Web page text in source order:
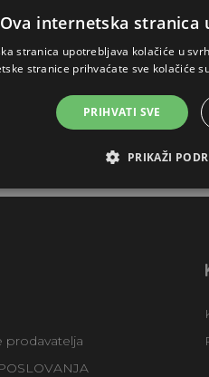
KUPITE SI
prodavatelja
Ova internetska stranica
stranica upotrebljava kolačiće u
stranice prihvaćate sve kolačiće
PRIHVATI SVE
PRIKAŽI